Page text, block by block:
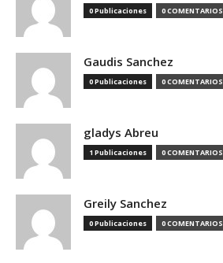
0 Publicaciones 0 COMENTARIOS
Gaudis Sanchez
0 Publicaciones 0 COMENTARIOS
gladys Abreu
1 Publicaciones 0 COMENTARIOS
Greily Sanchez
0 Publicaciones 0 COMENTARIOS